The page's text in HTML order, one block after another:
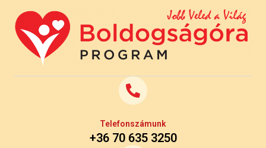
Telefonszámunk
+36 70 635 3250